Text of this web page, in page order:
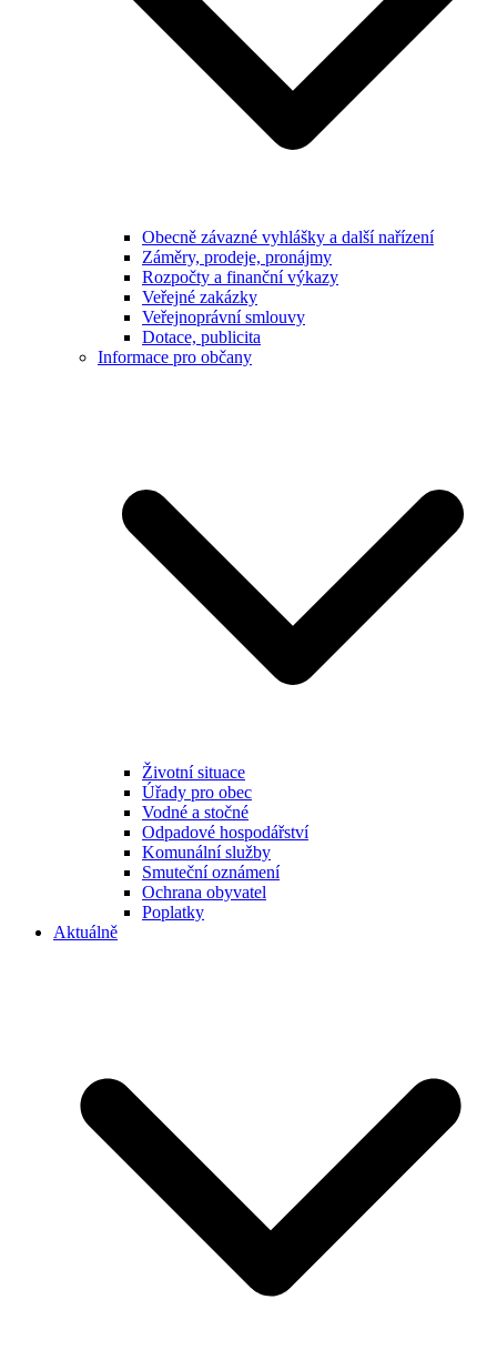
Obecně závazné vyhlášky a další nařízení
Záměry, prodeje, pronájmy
Rozpočty a finanční výkazy
Veřejné zakázky
Veřejnoprávní smlouvy
Dotace, publicita
Informace pro občany
Životní situace
Úřady pro obec
Vodné a stočné
Odpadové hospodářství
Komunální služby
Smuteční oznámení
Ochrana obyvatel
Poplatky
Aktuálně